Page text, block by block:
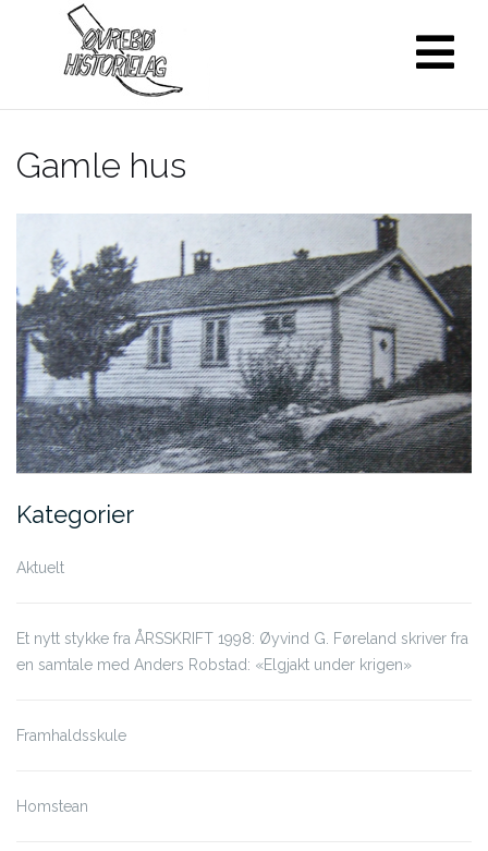
Gamle hus
Kategorier
Aktuelt
Et nytt stykke fra ÅRSSKRIFT 1998: Øyvind G. Føreland skriver fra
en samtale med Anders Robstad: «Elgjakt under krigen»
Framhaldsskule
Homstean